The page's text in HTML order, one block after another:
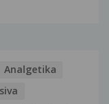
Analgetika